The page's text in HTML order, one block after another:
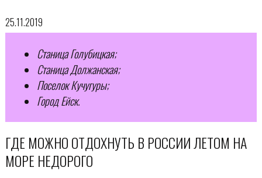
25.11.2019
Станица Голубицкая;
Станица Должанская;
Поселок Кучугуры;
Город Ейск.
ГДЕ МОЖНО ОТДОХНУТЬ В РОССИИ ЛЕТОМ НА
МОРЕ НЕДОРОГО